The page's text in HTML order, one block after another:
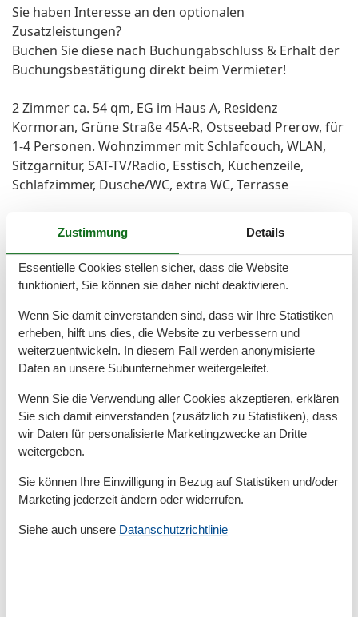
Sie haben Interesse an den optionalen
Zusatzleistungen?
Buchen Sie diese nach Buchungabschluss & Erhalt der
Buchungsbestätigung direkt beim Vermieter!
2 Zimmer ca. 54 qm, EG im Haus A, Residenz
Kormoran, Grüne Straße 45A-R, Ostseebad Prerow, für
1-4 Personen. Wohnzimmer mit Schlafcouch, WLAN,
Sitzgarnitur, SAT-TV/Radio, Esstisch, Küchenzeile,
Schlafzimmer, Dusche/WC, extra WC, Terrasse
people. Living room with sofa bed, WiFi, sofa, satellite-
TV/radio, dining table, kitchenette, bedroom,
shower/toilet, extra toilet, terrace
Raumaufteilung
Schlafzimmer, 15 m², 2 Personen
Doppelbett - Size: 151-180 cm
Einzelcouch - variable size
Gesamte Ausstattung
Allg. Ausstattung
Nichtraucher
Zustimmung Details
Essentielle Cookies stellen sicher, dass die Website
funktioniert, Sie können sie daher nicht deaktivieren.
Wenn Sie damit einverstanden sind, dass wir Ihre Statistiken
erheben, hilft uns dies, die Website zu verbessern und
weiterzuentwickeln. In diesem Fall werden anonymisierte
Daten an unsere Subunternehmer weitergeleitet.
Wenn Sie die Verwendung aller Cookies akzeptieren, erklären
Sie sich damit einverstanden (zusätzlich zu Statistiken), dass
wir Daten für personalisierte Marketingzwecke an Dritte
weitergeben.
Sie können Ihre Einwilligung in Bezug auf Statistiken und/oder
Marketing jederzeit ändern oder widerrufen.
Siehe auch unsere Datanschutzrichtlinie